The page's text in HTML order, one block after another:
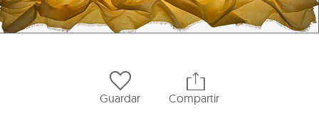
Guardar Compartir